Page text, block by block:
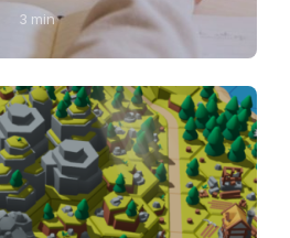
3 min